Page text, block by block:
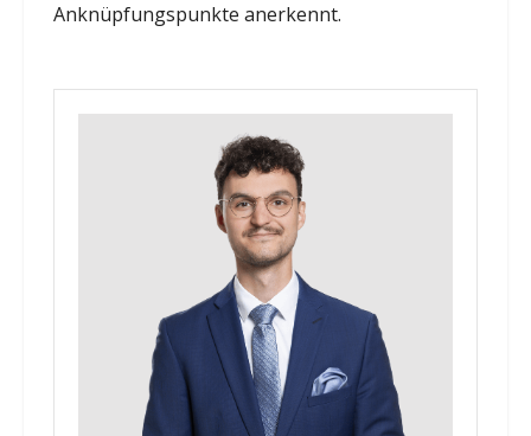
Anknüpfungspunkte anerkennt.